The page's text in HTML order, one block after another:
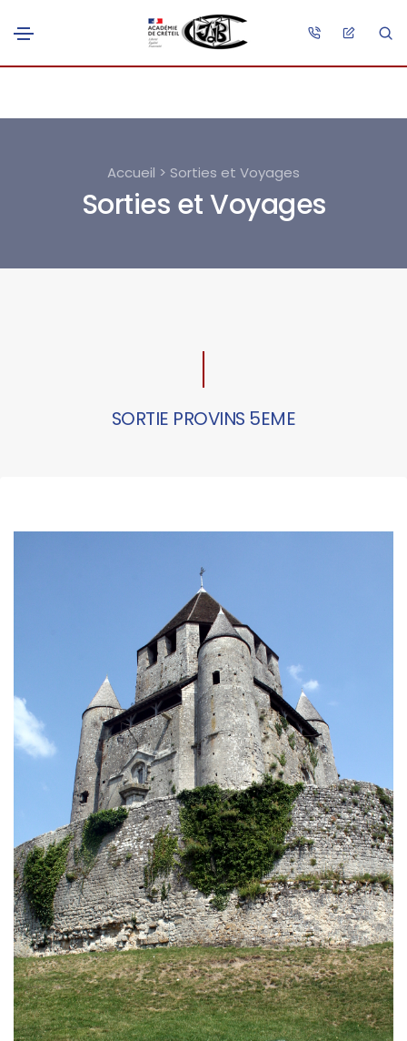
Accueil > Sorties et Voyages
Sorties et Voyages
SORTIE PROVINS 5EME